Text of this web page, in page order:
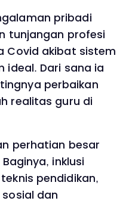
pribadi
tunjangan profesi
Covid akibat sistem
ideal. Dari sana ia
perbaikan
realitas guru di
perhatian besar
inklusi
pendidikan,
dan